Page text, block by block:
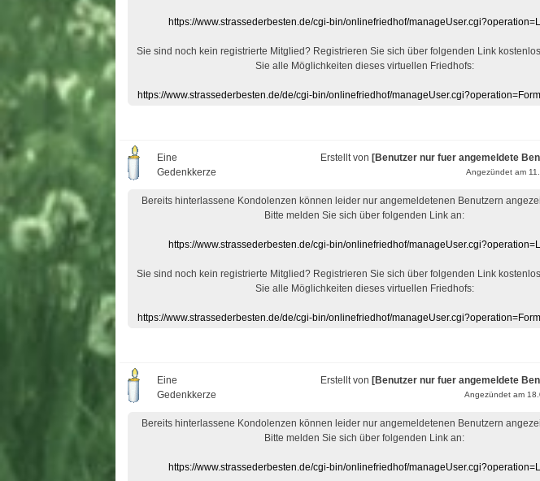
https://www.strassederbesten.de/cgi-bin/onlinefriedhof/
Sie sind noch kein registrierte Mitglied? Registrieren Sie sich über folgenden Link
Sie alle Möglichkeiten dieses virtuellen Friedhofs:
https://www.strassederbesten.de/de/cgi-bin/onlinefriedhof/
Eine
Gedenkkerze
Erstellt von [Benutzer nur fuer angemeldete
Angezündet am
Bereits hinterlassene Kondolenzen können leider nur angemeldetenen Benutzern
Bitte melden Sie sich über folgenden Link an:
https://www.strassederbesten.de/cgi-bin/onlinefriedhof/
Sie sind noch kein registrierte Mitglied? Registrieren Sie sich über folgenden Link
Sie alle Möglichkeiten dieses virtuellen Friedhofs:
https://www.strassederbesten.de/de/cgi-bin/onlinefriedhof/
Eine
Gedenkkerze
Erstellt von [Benutzer nur fuer angemeldete
Angezündet am
Bereits hinterlassene Kondolenzen können leider nur angemeldetenen Benutzern
Bitte melden Sie sich über folgenden Link an:
https://www.strassederbesten.de/cgi-bin/onlinefriedhof/